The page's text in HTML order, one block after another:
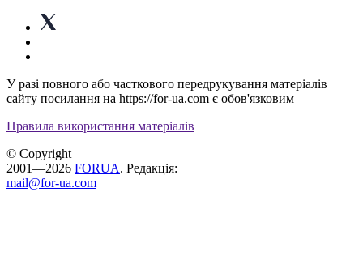
У разі повного або часткового передрукування матеріалів
сайту посилання на https://for-ua.com є обов'язковим
Правила використання матеріалів
© Copyright
2001—2026 FORUA. Редакція:
mail@for-ua.com